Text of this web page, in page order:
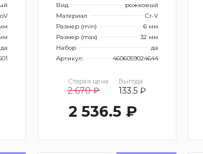
да
Вид
рожковый
Материал
Cr-V
Размер (min)
6 мм
Размер (max)
32 мм
Набор
да
Артикул:
4606059024644
Старая цена:
2 670 ₽
Выгода:
133.5 ₽
2 536.5 ₽